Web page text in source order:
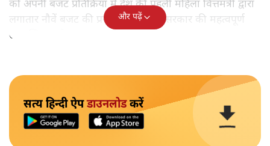
को अपनी बजट प्रतिक्रिया में देश की पहली महिला वित्तमंत्री द्वारा
लगातार नौवें बजट की प्रस्तुति को अपनी सरकार की महत्वपूर्ण
उपलब्धि बताने पर मजबूर होना पड़ा।
और पढ़ें
सत्य हिन्दी ऐपडाउनलोडकरें